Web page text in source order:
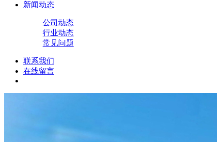
新闻动态
公司动态
行业动态
常见问题
联系我们
在线留言